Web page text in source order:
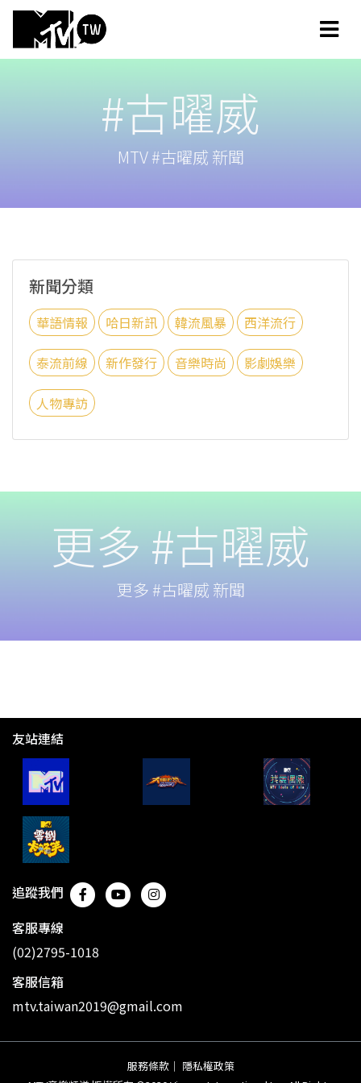
#古曜威
MTV #古曜威 新聞
新聞分類
華語情報 哈日新訊 韓流風暴 西洋流行
泰流前線 新作發行 音樂時尚 影劇娛樂
人物專訪
更多 #古曜威
更多 #古曜威 新聞
友站連結
追蹤我們
客服專線
(02)2795-1018
客服信箱
mtv.taiwan2019@gmail.com
服務條款 ｜ 隱私權政策